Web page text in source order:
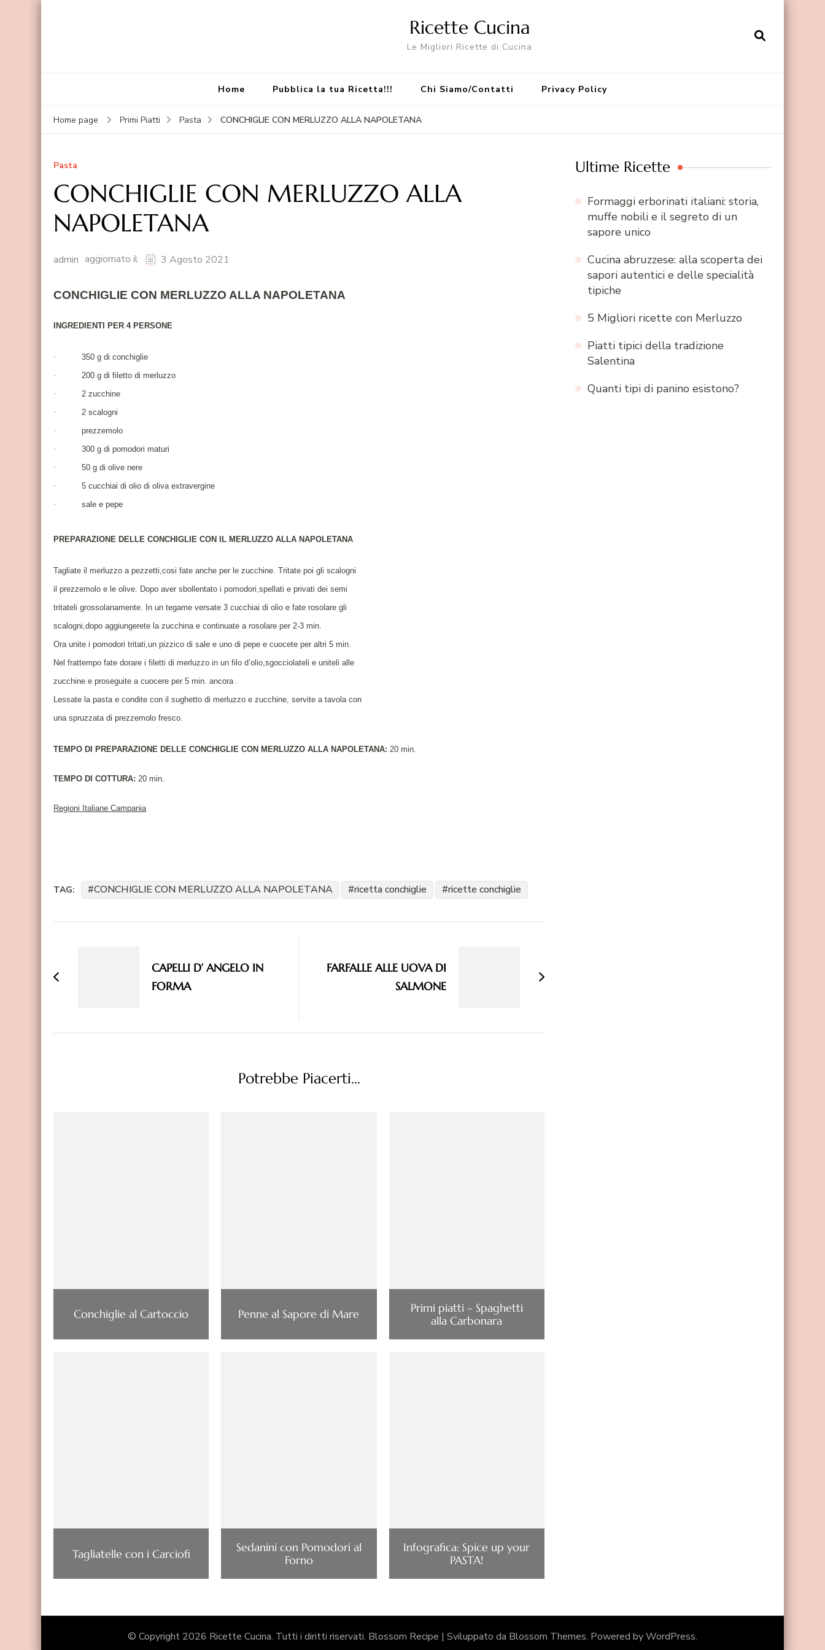
Ricette Cucina
Le Migliori Ricette di Cucina
Home Pubblica la tua Ricetta!!! Chi Siamo/Contatti Privacy Policy
Home page Primi Piatti Pasta CONCHIGLIE CON MERLUZZO ALLA NAPOLETANA
Pasta
CONCHIGLIE CON MERLUZZO ALLA
NAPOLETANA
admin aggiornato il 3 Agosto 2021
CONCHIGLIE CON MERLUZZO ALLA NAPOLETANA
INGREDIENTI PER 4 PERSONE
·
350 g di conchiglie
·
200 g di filetto di merluzzo
·
2 zucchine
·
2 scalogni
·
prezzemolo
·
300 g di pomodori maturi
·
50 g di olive nere
·
5 cucchiai di olio di oliva extravergine
·
sale e pepe
PREPARAZIONE DELLE CONCHIGLIE CON IL MERLUZZO ALLA NAPOLETANA
Tagliate il merluzzo a pezzetti,cosi fate anche per le zucchine. Tritate poi gli scalogni
il prezzemolo e le olive. Dopo aver sbollentato i pomodori,spellati e privati dei semi
tritateli grossolanamente. In un tegame versate 3 cucchiai di olio e fate rosolare gli
scalogni,dopo aggiungerete la zucchina e continuate a rosolare per 2-3 min.
Ora unite i pomodori tritati,un pizzico di sale e uno di pepe e cuocete per altri 5 min.
Nel frattempo fate dorare i filetti di merluzzo in un filo d’olio,sgocciolateli e uniteli alle
zucchine e proseguite a cuocere per 5 min. ancora .
Lessate la pasta e condite con il sughetto di merluzzo e zucchine, servite a tavola con
una spruzzata di prezzemolo fresco.
TEMPO DI PREPARAZIONE DELLE CONCHIGLIE CON MERLUZZO ALLA NAPOLETANA: 20 min.
TEMPO DI COTTURA: 20 min.
Regioni Italiane Campania
TAG: CONCHIGLIE CON MERLUZZO ALLA NAPOLETANA ricetta conchiglie ricette conchiglie
CAPELLI D’ ANGELO IN
FORMA
FARFALLE ALLE UOVA DI
SALMONE
Potrebbe Piacerti...
Conchiglie al Cartoccio Penne al Sapore di Mare
Primi piatti – Spaghetti
alla Carbonara
Tagliatelle con i Carciofi
Sedanini con Pomodori al
Forno
Infografica: Spice up your
PASTA!
Ultime Ricette
Formaggi erborinati italiani: storia,
muffe nobili e il segreto di un
sapore unico
Cucina abruzzese: alla scoperta dei
sapori autentici e delle specialità
tipiche
5 Migliori ricette con Merluzzo
Piatti tipici della tradizione
Salentina
Quanti tipi di panino esistono?
© Copyright 2026 Ricette Cucina. Tutti i diritti riservati. Blossom Recipe | Sviluppato da Blossom Themes. Powered byWordPress.